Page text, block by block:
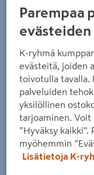
Parempaa
evästeiden
K-ryhmä
evästeitä, joiden
toivotulla tavalla.
palveluiden
yksilöllinen
tarjoaminen. Voit
”Hyväksy
myöhemmin
Lisätietoja K-